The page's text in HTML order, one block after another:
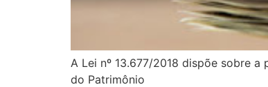
A Lei nº 13.677/2018 dispõe sobre
do Patrimônio